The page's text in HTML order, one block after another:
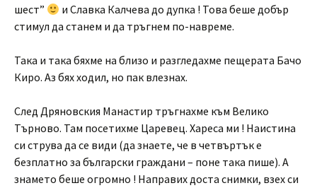
шест”
и Славка Калчева до дупка ! Това беше добър
стимул да станем и да тръгнем по-навреме.
Така и така бяхме на близо и разгледахме пещерата Бачо
Киро. Аз бях ходил, но пак влезнах.
След Дряновския Манастир тръгнахме към Велико
Търново. Там посетихме Царевец. Хареса ми ! Наистина
си струва да се види (да знаете, че в четвъртък е
безплатно за български граждани – поне така пише). А
знамето беше огромно ! Направих доста снимки, взех си